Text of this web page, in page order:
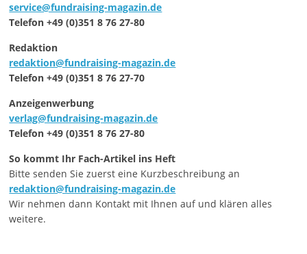
service@fundraising-magazin.de
Telefon +49 (0)351 8 76 27-80
Redaktion
redaktion@fundraising-magazin.de
Telefon +49 (0)351 8 76 27-70
Anzeigenwerbung
verlag@fundraising-magazin.de
Telefon +49 (0)351 8 76 27-80
So kommt Ihr Fach-Artikel ins Heft
Bitte senden Sie zuerst eine Kurzbeschreibung an
redaktion@fundraising-magazin.de
Wir nehmen dann Kontakt mit Ihnen auf und klären alles
weitere.